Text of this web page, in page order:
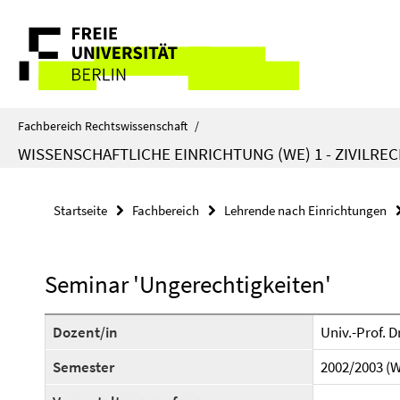
direkt
Inhalt
Service-
Navigation
Fachbereich Rechtswissenschaft /
WISSENSCHAFTLICHE EINRICHTUNG (WE) 1 -
Startseite Fachbereich Lehrende nach Einrichtungen
Seminar 'Ungerechtigkeiten'
Dozent/in
Univ.-Prof.
Semester
2002/2003